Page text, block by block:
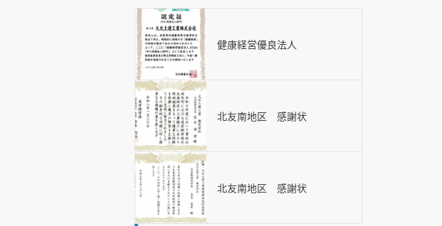
健康経営優良法人
北友南地区 感謝状
北友南地区 感謝状